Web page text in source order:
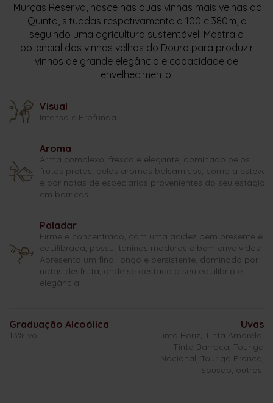
Murças Reserva, nasce nas duas vinhas mais velhas da
Quinta, situadas respetivamente a 100 e 380m, e
seguindo uma agricultura sustentável. Mostra o
potencial das vinhas velhas do Douro para produzir
vinhos de grande elegância e capacidade de
envelhecimento.
Visual
Intensa e Profunda
Aroma
Arma complexo, fresco e elegante, dominado pelos
frutos pretos, pelos aromas balsâmicos, como a esteva,
e por notas de especiarias provenientes do seu estágio
em barricas.
Paladar
Firme e concentrado, com uma acidez bem presente e
equilibrada, possui taninos maduros e bem envolvidos.
Apresenta um final longo e persistente, dominado por
notas desfruta, onde se destaca o seu equilíbrio e
elegância.
Graduação Alcoólica
13% vol
Uvas
Tinta Roriz, Tinta Amarela,
Tinta Barroca, Touriga
Nacional, Touriga Franca,
Sousão, outras.